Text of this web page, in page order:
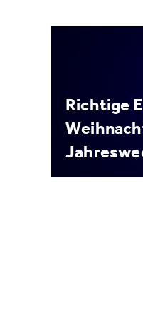
Richtige